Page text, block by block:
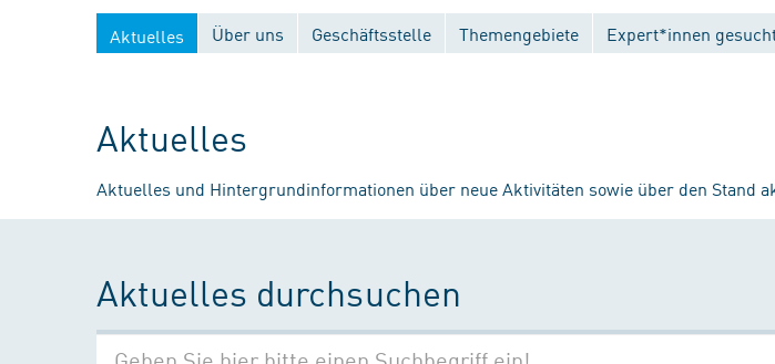
Aktuelles Über uns Geschäftsstelle Themengebiete Expert*innen
Aktuelles
Aktuelles und Hintergrundinformationen über neue Aktivitäten sowie über den Stand
Aktuelles durchsuchen